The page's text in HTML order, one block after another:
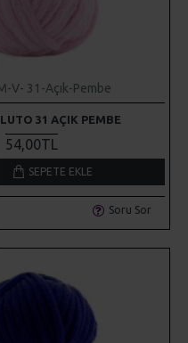
V- 31-Açık-Pembe
31 AÇIK PEMBE
54,00TL
SEPETE EKLE
Soru Sor